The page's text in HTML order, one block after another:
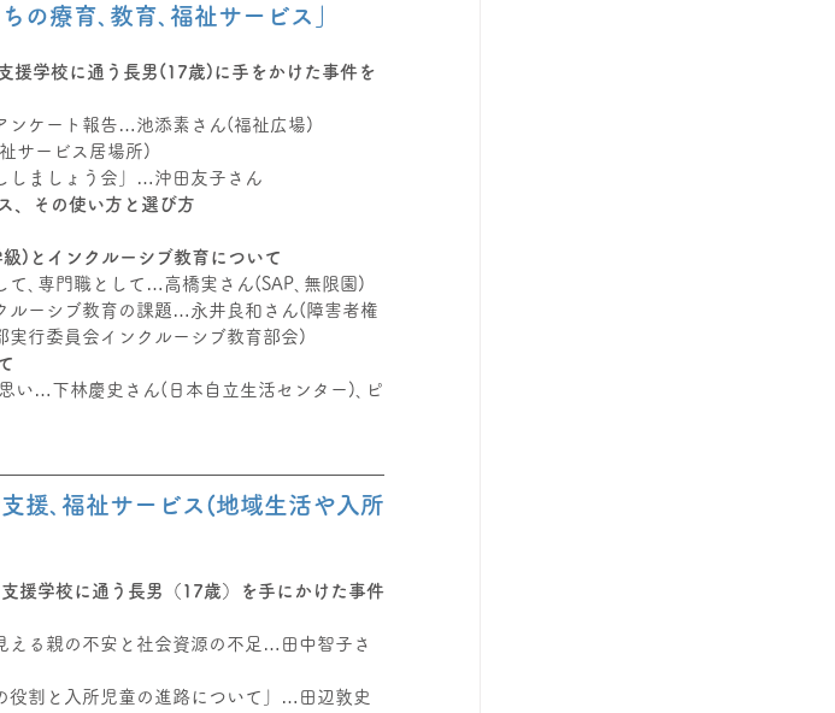
の療育､教育､福祉サービス」
援学校に通う長男(17歳)に手をかけた事件を
ンケート報告…池添素さん(福祉広場)
サービス居場所)
しましょう会」…沖田友子さん
、その使い方と選び方
)とインクルーシブ教育について
て､専門職として…高橋実さん(SAP､無限園)
ルーシブ教育の課題…永井良和さん(障害者権
実行委員会インクルーシブ教育部会)
い…下林慶史さん(日本自立生活センター)､ピ
援､福祉サービス(地域生活や入所
援学校に通う長男（17歳）を手にかけた事件
える親の不安と社会資源の不足…田中智子さ
役割と入所児童の進路について」…田辺敦史